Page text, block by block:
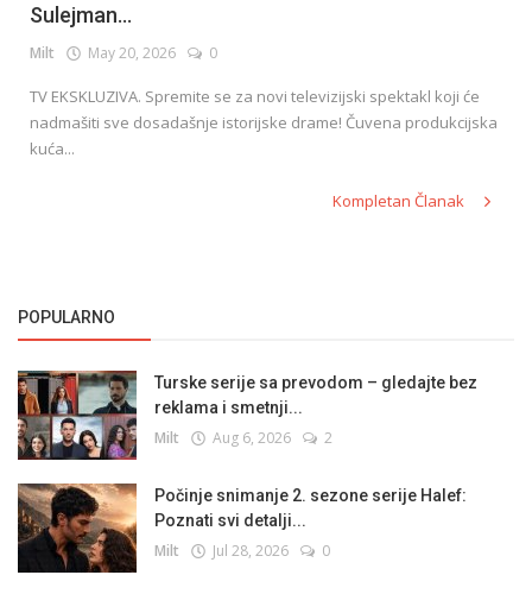
Sulejman...
Milt May 20, 2026 0
TV EKSKLUZIVA. Spremite se za novi televizijski spektakl koji će
nadmašiti sve dosadašnje istorijske drame! Čuvena produkcijska
kuća...
Kompletan Članak
POPULARNO
Turske serije sa prevodom – gledajte bez
reklama i smetnji...
Milt Aug 6, 2026 2
Počinje snimanje 2. sezone serije Halef:
Poznati svi detalji...
Milt Jul 28, 2026 0